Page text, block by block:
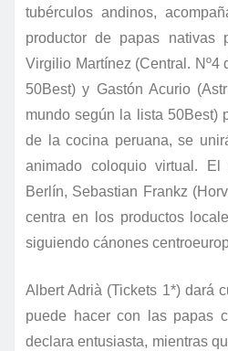
tubérculos andinos,
productor de papas nativas
Virgilio Martínez (Central. Nº4
50Best) y Gastón Acurio
mundo según la lista 50Best)
de la cocina peruana, se
animado coloquio virtual. El
Berlín, Sebastian Frankz
centra en los productos
siguiendo cánones
Albert Adrià (Tickets 1*) dará
puede hacer con las papas
declara entusiasta, mientras